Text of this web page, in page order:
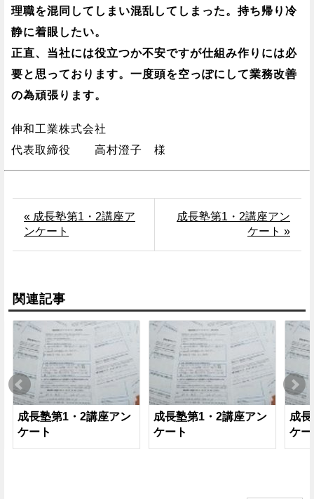
理職を混同してしまい混乱してしまった。持ち帰り冷
静に着眼したい。
正直、当社には役立つか不安ですが仕組み作りには必
要と思っております。一度頭を空っぽにして業務改善
の為頑張ります。
伸和工業株式会社
代表取締役 高村澄子 様
« 成長塾第1・2講座ア
ンケート
成長塾第1・2講座アン
ケート »
関連記事
成長塾第1・2講座アン
ケート
成長塾第1・2講座アン
ケート
成
ケー